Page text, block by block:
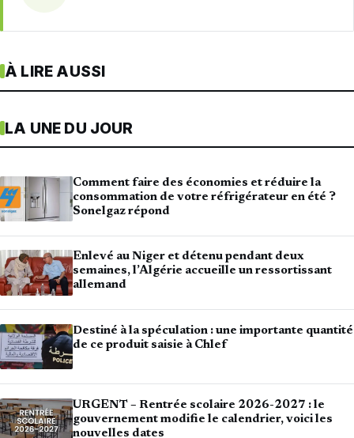
À LIRE AUSSI
LA UNE DU JOUR
Comment faire des économies et réduire la
consommation de votre réfrigérateur en été ?
Sonelgaz répond
Enlevé au Niger et détenu pendant deux
semaines, l’Algérie accueille un ressortissant
allemand
Destiné à la spéculation : une importante quantité
de ce produit saisie à Chlef
URGENT – Rentrée scolaire 2026-2027 : le
gouvernement modifie le calendrier, voici les
nouvelles dates